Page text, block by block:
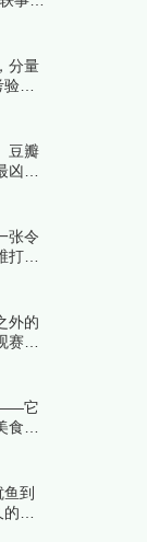
分量
。
！
豆瓣
残
中
张令
打
子
外的
美
——它
不
鱼到
的